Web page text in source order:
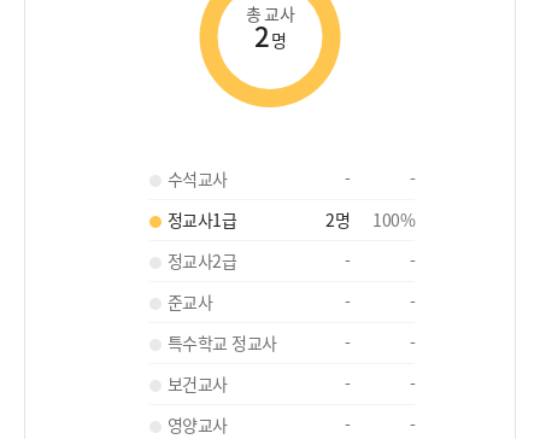
총 교사
2명
수석교사 -
-
정교사1급
2명 100%
정교사2급
-
-
준교사
-
-
특수학교 정교사
-
-
보건교사
-
-
영양교사
- -